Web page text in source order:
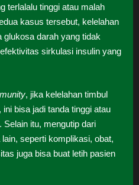
terlalalu tinggi atau malah
kasus tersebut, kelelahan
glukosa darah yang tidak
sirkulasi insulin yang
, jika kelelahan timbul
bisa jadi tanda tinggi atau
Selain itu, mengutip dari
lain, seperti komplikasi, obat,
juga bisa buat letih pasien